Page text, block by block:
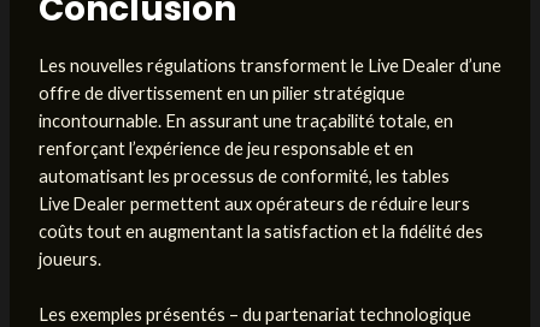
Les nouvelles régulations transforment le Live Dealer d’une
offre de divertissement en un pilier stratégique
incontournable. En assurant une traçabilité totale, en
renforçant l’expérience de jeu responsable et en
automatisant les processus de conformité, les tables
Live Dealer permettent aux opérateurs de réduire leurs
coûts tout en augmentant la satisfaction et la fidélité des
joueurs.
Les exemples présentés – du partenariat technologique